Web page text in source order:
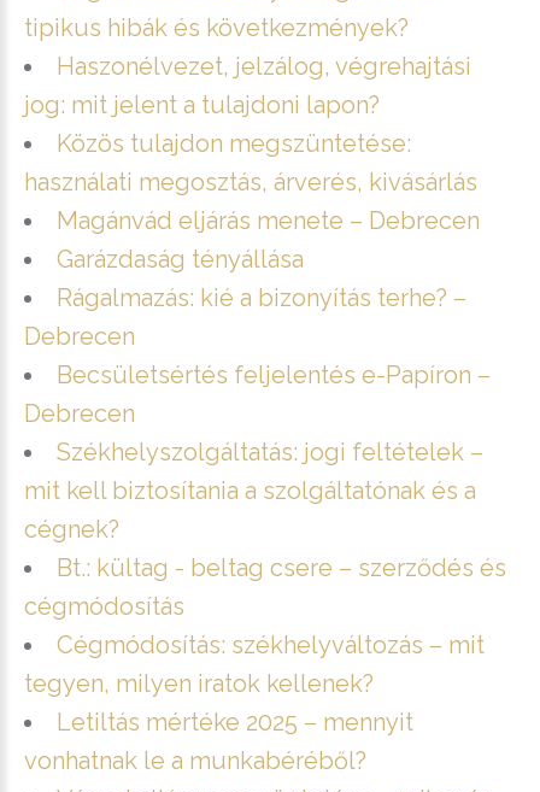
tipikus hibák és következmények?
Haszonélvezet, jelzálog, végrehajtási
jog: mit jelent a tulajdoni lapon?
Közös tulajdon megszüntetése:
használati megosztás, árverés, kivásárlás
Magánvád eljárás menete – Debrecen
Garázdaság tényállása
Rágalmazás: kié a bizonyítás terhe? –
Debrecen
Becsületsértés feljelentés e-Papíron –
Debrecen
Székhelyszolgáltatás: jogi feltételek –
mit kell biztosítania a szolgáltatónak és a
cégnek?
Bt.: kültag - beltag csere – szerződés és
cégmódosítás
Cégmódosítás: székhelyváltozás – mit
tegyen, milyen iratok kellenek?
Letiltás mértéke 2025 – mennyit
vonhatnak le a munkabéréből?